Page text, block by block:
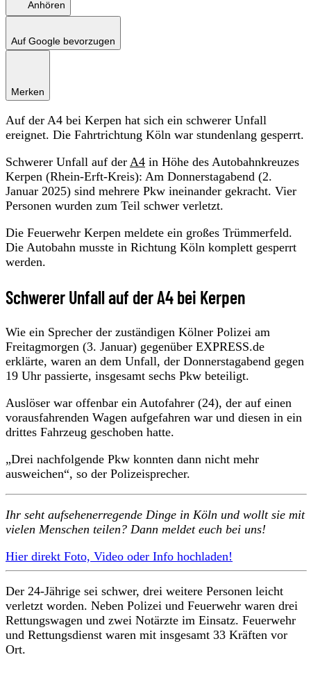
Anhören
Auf Google bevorzugen
Merken
Auf der A4 bei Kerpen hat sich ein schwerer Unfall
ereignet. Die Fahrtrichtung Köln war stundenlang gesperrt.
Schwerer Unfall auf der A4 in Höhe des Autobahnkreuzes
Kerpen (Rhein-Erft-Kreis): Am Donnerstagabend (2.
Januar 2025) sind mehrere Pkw ineinander gekracht. Vier
Personen wurden zum Teil schwer verletzt.
Die Feuerwehr Kerpen meldete ein großes Trümmerfeld.
Die Autobahn musste in Richtung Köln komplett gesperrt
werden.
Schwerer Unfall auf der A4 bei Kerpen
Wie ein Sprecher der zuständigen Kölner Polizei am
Freitagmorgen (3. Januar) gegenüber EXPRESS.de
erklärte, waren an dem Unfall, der Donnerstagabend gegen
19 Uhr passierte, insgesamt sechs Pkw beteiligt.
Auslöser war offenbar ein Autofahrer (24), der auf einen
vorausfahrenden Wagen aufgefahren war und diesen in ein
drittes Fahrzeug geschoben hatte.
„Drei nachfolgende Pkw konnten dann nicht mehr
ausweichen“, so der Polizeisprecher.
Ihr seht aufsehenerregende Dinge in Köln und wollt sie mit
vielen Menschen teilen? Dann meldet euch bei uns!
Hier direkt Foto, Video oder Info hochladen!
Der 24-Jährige sei schwer, drei weitere Personen leicht
verletzt worden. Neben Polizei und Feuerwehr waren drei
Rettungswagen und zwei Notärzte im Einsatz. Feuerwehr
und Rettungsdienst waren mit insgesamt 33 Kräften vor
Ort.